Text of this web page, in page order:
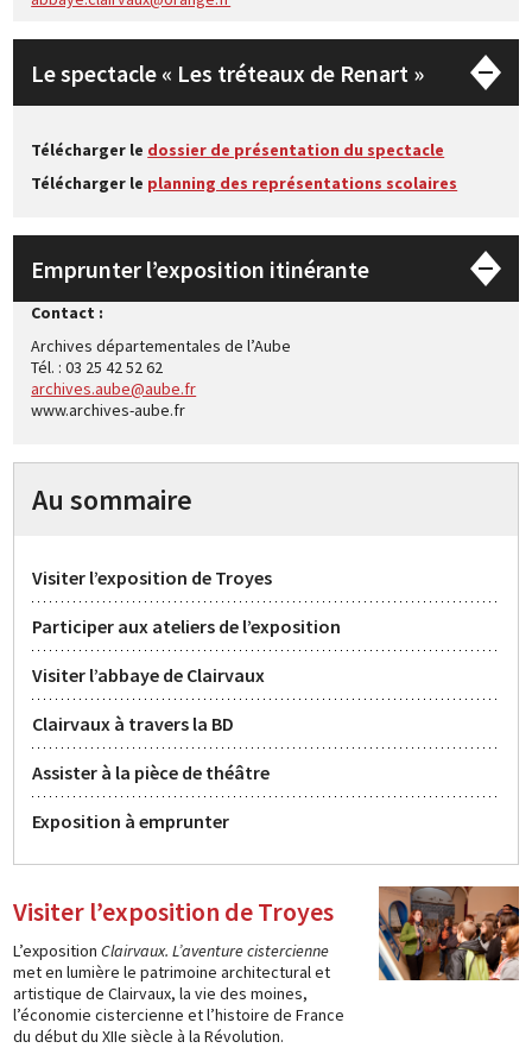
Le spectacle « Les tréteaux de Renart »
Télécharger le dossier de présentation du spectacle
Télécharger le planning des représentations scolaires
Emprunter l’exposition itinérante
Contact :
Archives départementales de l’Aube
Tél. : 03 25 42 52 62
archives.aube@aube.fr
www.archives-aube.fr
Au sommaire
Visiter l’exposition de Troyes
Participer aux ateliers de l’exposition
Visiter l’abbaye de Clairvaux
Clairvaux à travers la BD
Assister à la pièce de théâtre
Exposition à emprunter
Visiter l’exposition de Troyes
L’expositionClairvaux. L’aventure cistercienne
met en lumière le patrimoine architectural et
artistique de Clairvaux, la vie des moines,
l’économie cistercienne et l’histoire de France
du début du XIIe siècle à la Révolution.